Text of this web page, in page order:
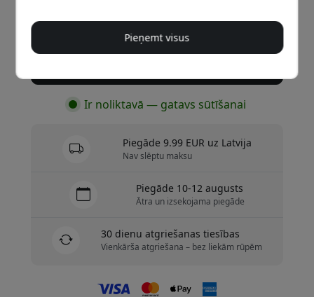
19.99 EUR
Ir noliktavā — gatavs sūtīšanai
Piegāde 9.99 EUR uz Latvija
Nav slēptu maksu
Piegāde 10-12 augusts
Ātra un izsekojama piegāde
30 dienu atgriešanas tiesības
Vienkārša atgriešana – bez liekām rūpēm
Pieņemt visus